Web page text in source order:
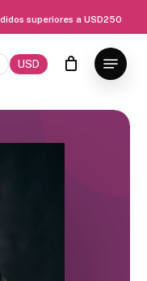
superiores a USD250
USD
Menú
El